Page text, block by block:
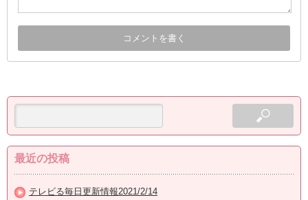
最近の投稿
テレビる毎日更新情報2021/2/14